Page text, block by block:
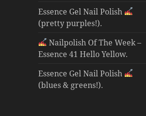
Essence Gel Nail Polish
(pretty purples!).
Nailpolish Of The Week –
Essence 41 Hello Yellow.
Essence Gel Nail Polish
(blues & greens!).